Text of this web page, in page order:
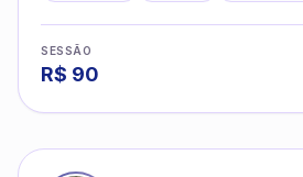
SESSÃO
R$ 90